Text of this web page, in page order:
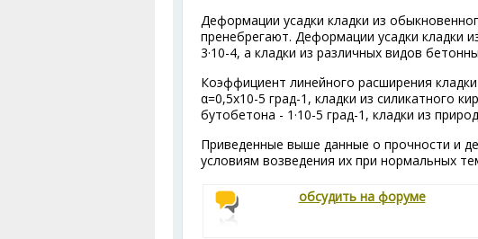
Деформации усадки кладки из
пренебрегают. Деформации усадки кладки
3·10-4, а кладки из различных видов
Коэффициент линейного расширения
α=0,5x10-5 град-1 , кладки из силикатного
бутобетона - 1·10-5 град-1 , кладки из
Приведенные выше данные о прочности и
условиям возведения их при нормальных
обсудить на форуме